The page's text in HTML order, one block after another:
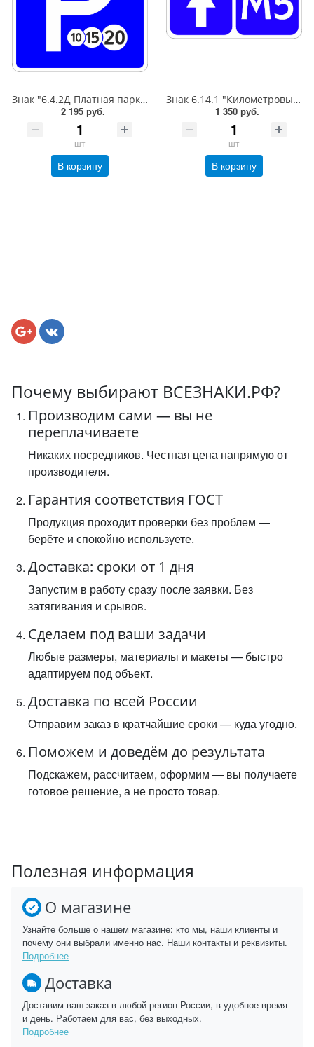
Знак "6.4.2Д Платная парковка для автотранспорта»,B=700Тип А (la) Инженерная (5 лет)металл 0.8 мм
2 195 руб.
шт
В корзину
Знак 6.14.1 "Километровый знак",350*700Тип А (1б) Микропризм. (7-9 лет)металл 0.8 мм
1 350 руб.
шт
В корзину
Почему выбирают ВСЕЗНАКИ.РФ?
Производим сами — вы не
переплачиваете
Никаких посредников. Честная цена напрямую от
производителя.
Гарантия соответствия ГОСТ
Продукция проходит проверки без проблем —
берёте и спокойно используете.
Доставка: сроки от 1 дня
Запустим в работу сразу после заявки. Без
затягивания и срывов.
Сделаем под ваши задачи
Любые размеры, материалы и макеты — быстро
адаптируем под объект.
Доставка по всей России
Отправим заказ в кратчайшие сроки — куда угодно.
Поможем и доведём до результата
Подскажем, рассчитаем, оформим — вы получаете
готовое решение, а не просто товар.
Полезная информация
О магазине
Узнайте больше о нашем магазине: кто мы, наши клиенты и
почему они выбрали именно нас. Наши контакты и реквизиты.
Подробнее
Доставка
Доставим ваш заказ в любой регион России, в удобное время
и день. Работаем для вас, без выходных.
Подробнее